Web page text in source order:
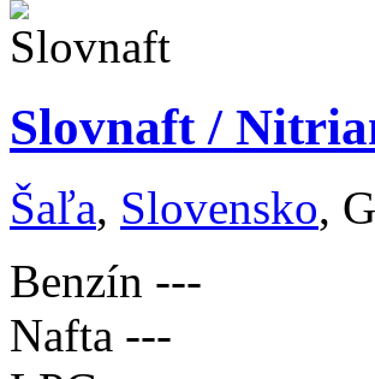
Slovnaft /
Šaľa, Slovensko,
Benzín ---
Nafta ---